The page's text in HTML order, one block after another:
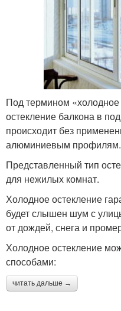
Под термином
остекление балкона в
происходит без
алюминиевым профилям.
Представленный тип
для нежилых комнат.
Холодное остекление
будет слышен шум с
от дождей, снега и
Холодное остекление
способами:
читать дальше →